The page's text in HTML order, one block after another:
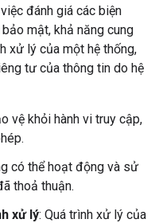
đánh giá các biện
mật, khả năng cung
xử lý của một hệ thống,
tư của thông tin do hệ
vệ khỏi hành vi truy cập,
có thể hoạt động và sử
thoả thuận.
xử lý: Quá trình xử lý của